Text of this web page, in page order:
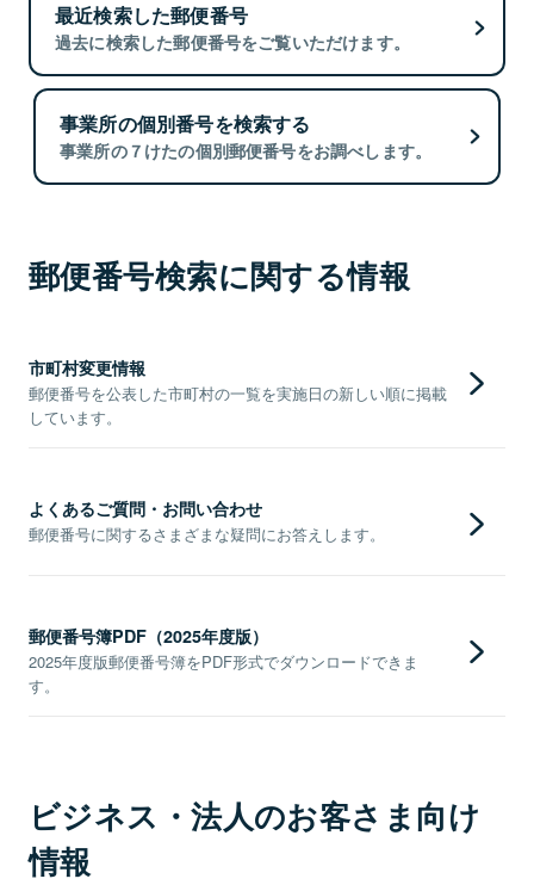
最近検索した郵便番号
過去に検索した郵便番号をご覧いただけます。
事業所の個別番号を検索する
事業所の７けたの個別郵便番号をお調べします。
郵便番号検索に関する情報
市町村変更情報
郵便番号を公表した市町村の一覧を実施日の新しい順に掲載
しています。
よくあるご質問・お問い合わせ
郵便番号に関するさまざまな疑問にお答えします。
郵便番号簿PDF（2025年度版）
2025年度版郵便番号簿をPDF形式でダウンロードできま
す。
ビジネス・法人のお客さま向け
情報